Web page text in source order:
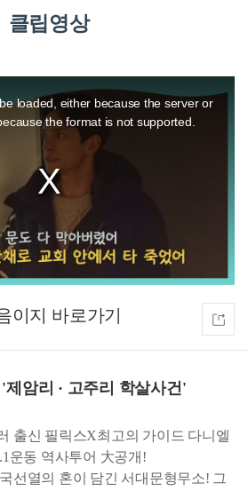
클립영상
loaded, either because the server or
the format is not supported.
이지
암리 · 고주리 학살사건'
신 필릭스X최고의 가이드 다니엘
운동 역사투어 大공개!
선열의 혼이 담긴 서대문형무소! 그